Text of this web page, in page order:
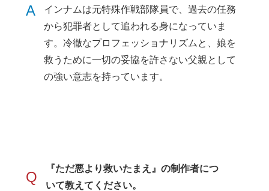
A
インナムは元特殊作戦部隊員で、過去の任務
から犯罪者として追われる身になっていま
す。冷徹なプロフェッショナリズムと、娘を
救うために一切の妥協を許さない父親として
の強い意志を持っています。
Q
『ただ悪より救いたまえ』の制作者につ
いて教えてください。